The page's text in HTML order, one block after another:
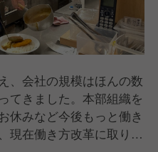
、会社の規模はほんの数
てきました。本部組織を
休みなど今後もっと働き
現在働き方改革に取り組